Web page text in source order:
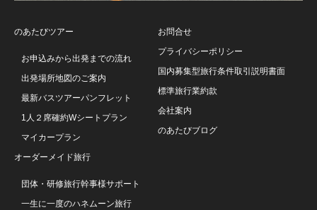
のあたびツアー
お申込みから出発までの流れ
出発場所地図のご案内
最新バスツアーパンフレット
1人２席確約Wシートプラン
マイカープラン
オーダーメイド旅行
団体・研修旅行幹事様サポート
一生に一度のハネムーン旅行
お問合せ
プライバシーポリシー
国内募集型旅行条件取引説明書面
標準旅行業約款
会社案内
のあたびブログ